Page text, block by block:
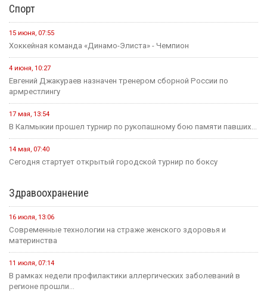
Спорт
15 июня, 07:55
Хоккейная команда «Динамо-Элиста» - Чемпион
4 июня, 10:27
Евгений Джакураев назначен тренером сборной России по
армрестлингу
17 мая, 13:54
В Калмыкии прошел турнир по рукопашному бою памяти павших...
14 мая, 07:40
Сегодня стартует открытый городской турнир по боксу
Здравоохранение
16 июля, 13:06
Современные технологии на страже женского здоровья и
материнства
11 июля, 07:14
В рамках недели профилактики аллергических заболеваний в
регионе прошли...